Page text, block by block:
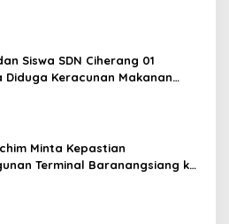
Siswa SDN Ciherang 01
Diduga Keracunan Makanan
Minta Kepastian
Terminal Baranangsiang ke